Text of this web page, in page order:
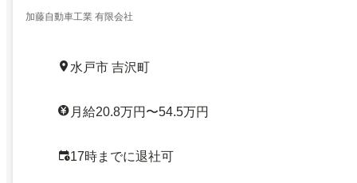
加藤自動車工業 有限会社
水戸市 吉沢町
月給20.8万円〜54.5万円
17時までに退社可